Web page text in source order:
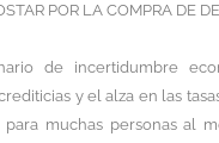
POR LA COMPRA DE
de incertidumbre
y el alza en las
para muchas personas al